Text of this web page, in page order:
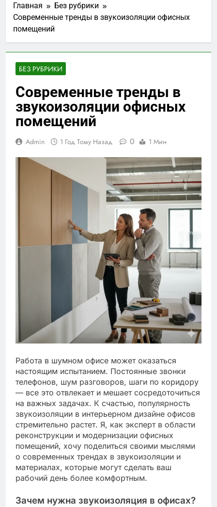
Главная
Без рубрики
Современные тренды в звукоизоляции офисных
помещений
БЕЗ РУБРИКИ
Современные тренды в
звукоизоляции офисных
помещений
Admin 1 Год Тому Назад 0 1 Мин
Работа в шумном офисе может оказаться
настоящим испытанием. Постоянные звонки
телефонов, шум разговоров, шаги по коридору
— все это отвлекает и мешает сосредоточиться
на важных задачах. К счастью, популярность
звукоизоляции в интерьерном дизайне офисов
стремительно растет. Я, как эксперт в области
реконструкции и модернизации офисных
помещений, хочу поделиться своими мыслями
о современных трендах в звукоизоляции и
материалах, которые могут сделать ваш
рабочий день более комфортным.
Зачем нужна звукоизоляция в офисах?